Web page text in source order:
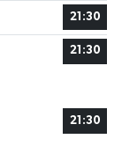
21:30
21:30
21:30